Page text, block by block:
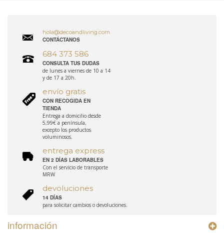
hola@decoandliving.com
CONTÁCTANOS
684 373 586
CONSULTA TUS DUDAS
de lunes a viernes de 10 a 14
y de 17 a 20h.
envío gratis
CON RECOGIDA EN
TIENDA
Entrega a domicilio desde
5,99€ a península,
excepto los productos
voluminosos.
entrega express
EN 2 DÍAS LABORABLES
Con el servicio de transporte
MRW
devoluciones
14 DÍAS
para solicitar cambios o devoluciones.
información